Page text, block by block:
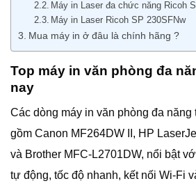
Máy in Laser đa chức năng Ricoh
Máy in Laser Ricoh SP 230SFNw
Mua máy in ở đâu là chính hãng ?
Top máy in văn phòng đa
nay
Các dòng máy in văn phòng đa năng
gồm Canon MF264DW II, HP
và Brother MFC-L2701DW, nổi bật
tự động, tốc độ nhanh, kết nối Wi-Fi